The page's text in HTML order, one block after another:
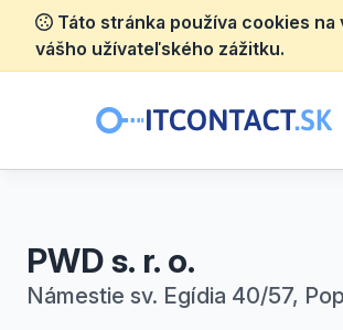
Táto stránka používa cookies na
vášho užívateľského zážitku.
PWD s. r. o.
Námestie sv. Egídia 40/57,